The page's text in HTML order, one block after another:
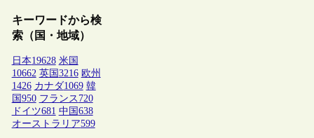
キーワードから検
索（国・地域）
日本19628 米国
10662 英国 3216 欧州
1426 カナダ1069 韓
国 950 フランス 720
ドイツ681 中国 638
オーストラリア599